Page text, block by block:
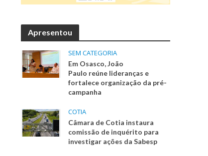
Apresentou
SEM CATEGORIA
Em Osasco, João
Paulo reúne lideranças e
fortalece organização da pré-
campanha
COTIA
Câmara de Cotia instaura
comissão de inquérito para
investigar ações da Sabesp